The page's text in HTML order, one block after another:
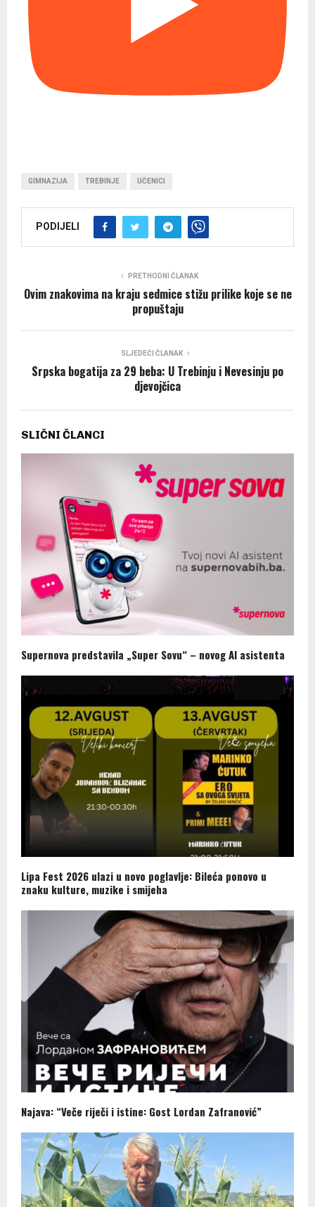
GIMNAZIJA TREBINJE UČENICI
PODIJELI
PRETHODNI ČLANAK
Ovim znakovima na kraju sedmice stižu prilike koje se ne
propuštaju
SLJEDEĆI ČLANAK
Srpska bogatija za 29 beba: U Trebinju i Nevesinju po
djevojčica
SLIČNI ČLANCI
Supernova predstavila „Super Sovu“ – novog AI asistenta
Lipa Fest 2026 ulazi u novo poglavlje: Bileća ponovo u
znaku kulture, muzike i smijeha
Najava: “Veče riječi i istine: Gost Lordan Zafranović”